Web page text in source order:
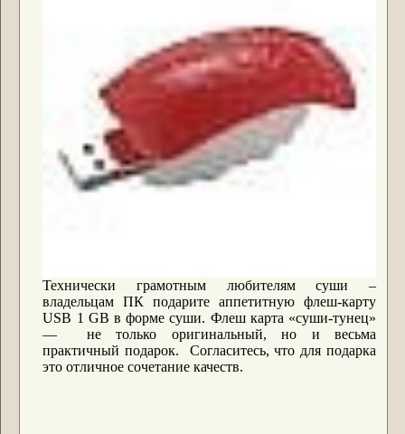
Технически грамотным любителям суши –
владельцам ПК подарите аппетитную флеш-карту
USB 1 GB в форме суши. Флеш карта «суши-тунец»
― не только оригинальный, но и весьма
практичный подарок. Согласитесь, что для подарка
это отличное сочетание качеств.